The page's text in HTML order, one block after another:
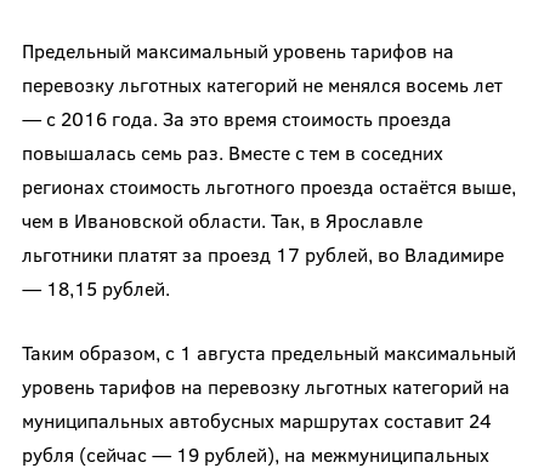
Предельный максимальный уровень тарифов на
перевозку льготных категорий не менялся восемь лет
— с 2016 года. За это время стоимость проезда
повышалась семь раз. Вместе с тем в соседних
регионах стоимость льготного проезда остаётся выше,
чем в Ивановской области. Так, в Ярославле
льготники платят за проезд 17 рублей, во Владимире
— 18,15 рублей.
Таким образом, с 1 августа предельный максимальный
уровень тарифов на перевозку льготных категорий на
муниципальных автобусных маршрутах составит 24
рубля (сейчас — 19 рублей), на межмуниципальных